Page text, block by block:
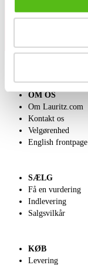
OM OS
Om Lauritz.com
Kontakt os
Velgørenhed
English frontpage
SÆLG
Få en vurdering
Indlevering
Salgsvilkår
KØB
Levering